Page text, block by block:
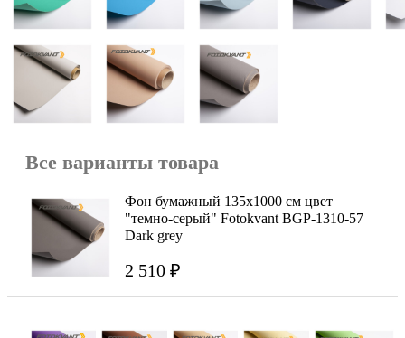
Все варианты товара
Фон бумажный 135х1000 см цвет
"темно-серый" Fotokvant BGP-1310-57
Dark grey
2 510 ₽